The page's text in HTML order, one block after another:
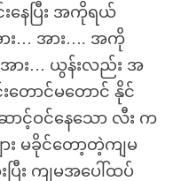
နေပြီး အကိုရယ်
း… အား…. အကို
အား… ယွန်းလည်း အ
းတောင်မတောင် နိုင်
ာင့်ဝင်နေသော လီး က
ား မခိုင်တော့တဲ့ကျမ
ြီး ကျမအပေါ်ထပ်